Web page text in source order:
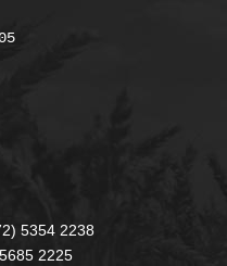
5354 2238
2225